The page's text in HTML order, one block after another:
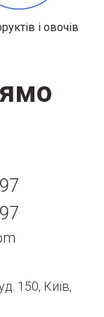
і овочів
150, Київ,